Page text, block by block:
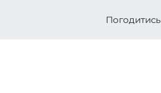
Стати партнеромПогодитись